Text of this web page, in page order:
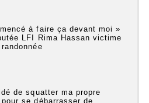
à faire ça devant moi »
LFI Rima Hassan victime
de squatter ma propre
se débarrasser de